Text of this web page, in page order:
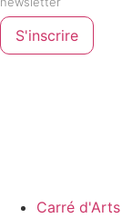
S'inscrire
Carré d'Arts